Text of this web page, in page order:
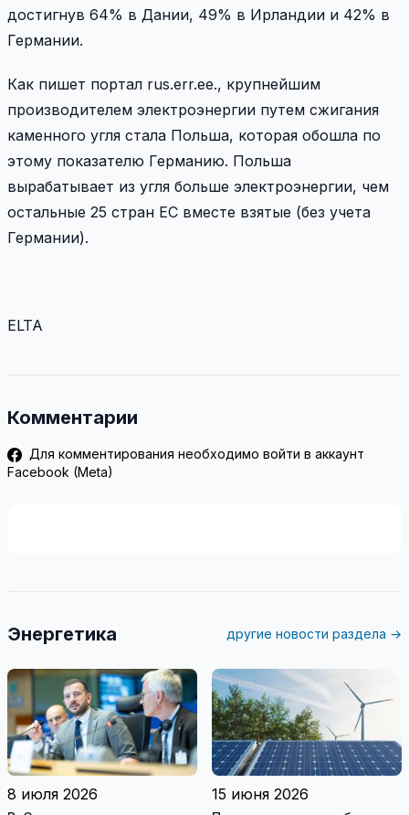
достигнув 64% в Дании, 49% в Ирландии и 42% в
Германии.
Как пишет портал rus.err.ee., крупнейшим
производителем электроэнергии путем сжигания
каменного угля стала Польша, которая обошла по
этому показателю Германию. Польша
вырабатывает из угля больше электроэнергии, чем
остальные 25 стран ЕС вместе взятые (без учета
Германии).
ELTA
Комментарии
Для комментирования необходимо войти в аккаунт
Facebook (Meta)
Энергетика другие новости раздела →
8 июля 2026 15 июня 2026